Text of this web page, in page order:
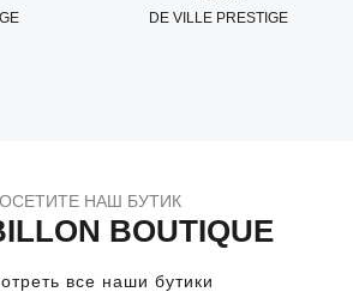
DE VILLE PRESTIGE
НАШ БУТИК
BOUTIQUE
все наши бутики